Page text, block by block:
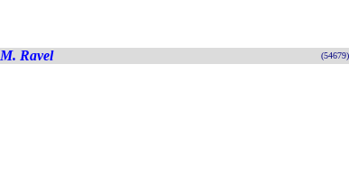
Ravel (54679)